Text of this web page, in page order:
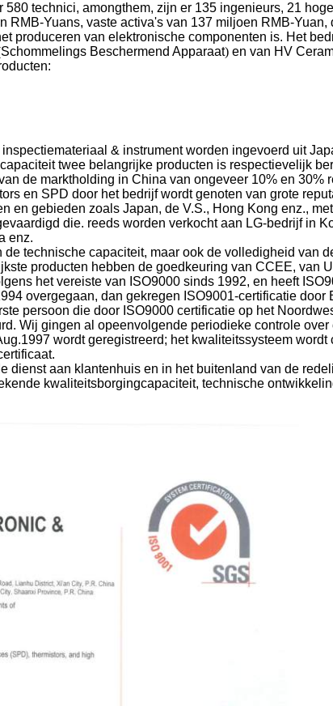
580 technici, amongthem, zijn er 135 ingenieurs, 21
RMB-Yuans, vaste activa's van 137 miljoen RMB-Yuan,
produceren van elektronische componenten is. Het
Schommelings Beschermend Apparaat) en van HV
inspectiemateriaal & instrument worden ingevoerd uit
twee belangrijke producten is respectievelijk
de marktholding in China van ongeveer 10% en 30%
en SPD door het bedrijf wordt genoten van grote
en gebieden zoals Japan, de V.S., Hong Kong enz.,
die. reeds worden verkocht aan LG-bedrijf in
enz.
technische capaciteit, maar ook de volledigheid van
producten hebben de goedkeuring van CCEE, van
het vereiste van ISO9000 sinds 1992, en heeft
overgegaan, dan gekregen ISO9001-certificatie door
persoon die door ISO9000 certificatie op het
Wij gingen al opeenvolgende periodieke controle
wordt geregistreerd; het kwaliteitssysteem wordt
dienst aan klantenhuis en in het buitenland van de
kwaliteitsborgingcapaciteit, technische